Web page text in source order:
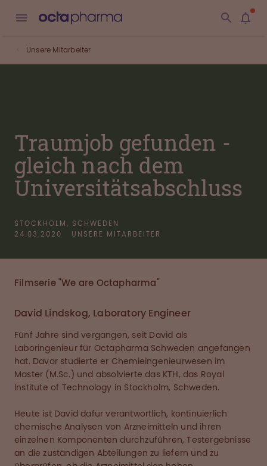
Unsere Mitarbeiter
Traumjob gefunden -
gleich nach dem
Universitätsabschluss
STOCKHOLM, SCHWEDEN
24.03.2020
UNSERE MITARBEITER
Filmserie "We are Octapharma"
David Lindskog, Laboratory Engineer
Fünf Jahre sind vergangen, seit David als
Laboringenieur für Octapharma Schweden angefangen
hat. Davor studierte er Chemieingenieurwesen im
Master (M.Sc.) und absolvierte das KTH, das Royal
Institute of Technology in Stockholm, Schweden.
Heute ist David dafür verantwortlich, kontinuierlich
chemische Analysen von Arzneimitteln und ihren
einzelnen Komponenten durchzuführen, Testergebnisse
an die zuständigen Abteilungen zu liefern und zu